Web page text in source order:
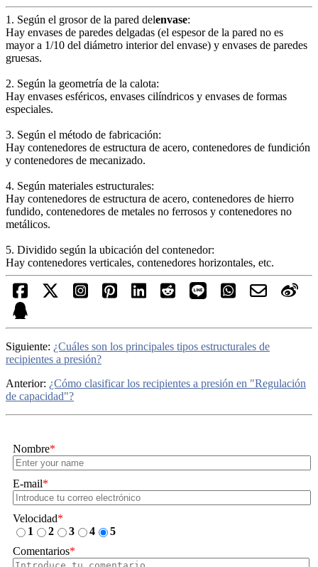
1. Según el grosor de la pared delenvase:
Hay envases de paredes delgadas (el espesor de la pared no es
mayor a 1/10 del diámetro interior del envase) y envases de paredes
gruesas.
2. Según la geometría de la calota:
Hay envases esféricos, envases cilíndricos y envases de formas
especiales.
3. Según el método de fabricación:
Hay contenedores de estructura de acero, contenedores de fundición
y contenedores de mecanizado.
4. Según materiales estructurales:
Hay contenedores de estructura de acero, contenedores de hierro
fundido, contenedores de metales no ferrosos y contenedores no
metálicos.
5. Dividido según la ubicación del contenedor:
Hay contenedores verticales, contenedores horizontales, etc.
Siguiente: ¿Cuáles son los principales tipos estructurales de
recipientes a presión?
Anterior: ¿Cómo clasificar los recipientes a presión en "Regulación
de capacidad"?
Nombre*
E-mail*
Velocidad*
1
2 3 4
5
Comentarios*